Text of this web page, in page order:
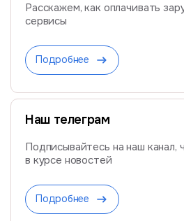
Расскажем, как оплачивать
сервисы
Подробнее
Наш телеграм
Подписывайтесь на наш канал,
в курсе новостей
Подробнее